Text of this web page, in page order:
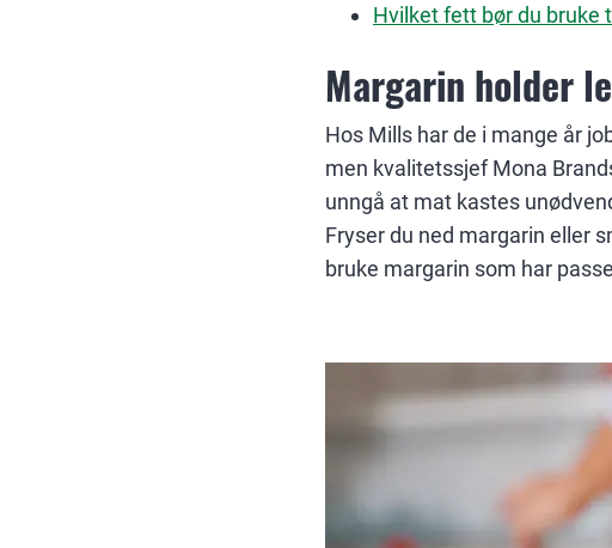
Hvilket fett bør du bruke
Margarin holder
Hos Mills har de i mange år
men kvalitetssjef Mona
unngå at mat kastes
Fryser du ned margarin eller
bruke margarin som har